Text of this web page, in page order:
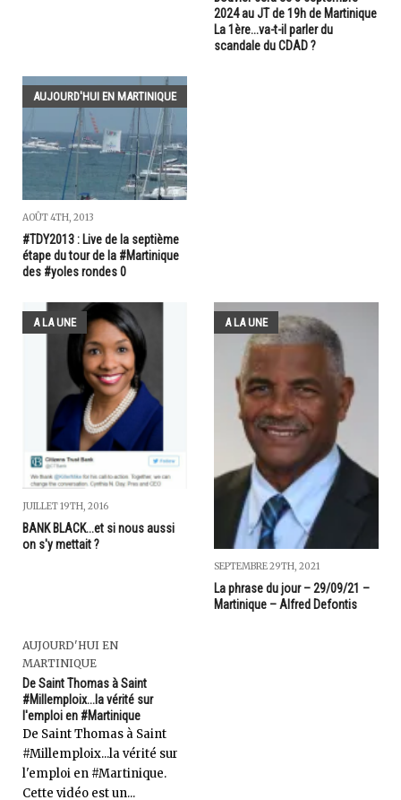
2024 au JT de 19h de Martinique
La 1ère...va-t-il parler du
scandale du CDAD ?
AUJOURD'HUI EN MARTINIQUE
AOÛT 4TH, 2013
#TDY2013 : Live de la septième
étape du tour de la #Martinique
des #yoles rondes 0
A LA UNE
JUILLET 19TH, 2016
BANK BLACK...et si nous aussi
on s'y mettait ?
A LA UNE
SEPTEMBRE 29TH, 2021
La phrase du jour – 29/09/21 –
Martinique – Alfred Defontis
AUJOURD'HUI EN
MARTINIQUE
De Saint Thomas à Saint
#Millemploix...la vérité sur
l'emploi en #Martinique
De Saint Thomas à Saint
#Millemploix...la vérité sur
l'emploi en #Martinique.
Cette vidéo est un...